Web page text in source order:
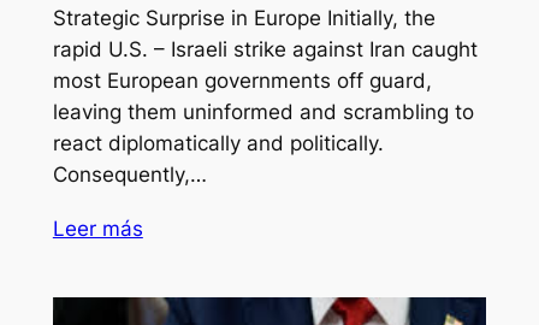
Strategic Surprise in Europe Initially, the
rapid U.S. – Israeli strike against Iran caught
most European governments off guard,
leaving them uninformed and scrambling to
react diplomatically and politically.
Consequently,…
Leer más